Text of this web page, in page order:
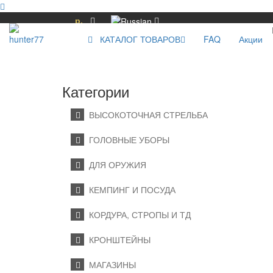
р.
КАТАЛОГ ТОВАРОВ
FAQ Акции
Категории
ВЫСОКОТОЧНАЯ СТРЕЛЬБА
ГОЛОВНЫЕ УБОРЫ
ДЛЯ ОРУЖИЯ
КЕМПИНГ И ПОСУДА
КОРДУРА, СТРОПЫ И ТД
КРОНШТЕЙНЫ
МАГАЗИНЫ